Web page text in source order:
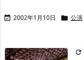
 2002年1月10日  公演
